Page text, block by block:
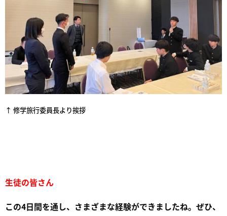
↑ 修学旅行委員長より挨拶
生徒の皆さん
この4日間を通し、さまざまな経験ができましたね。ぜひ、